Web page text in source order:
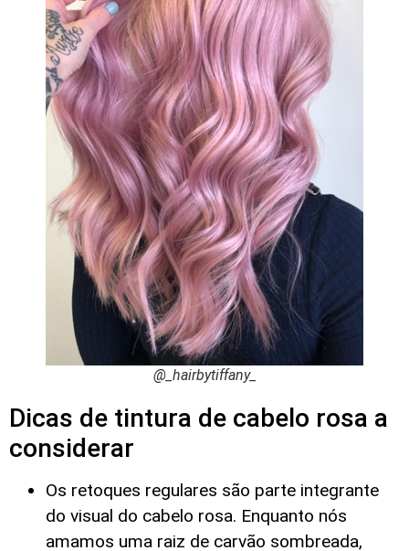
@_hairbytiffany_
Dicas de tintura de cabelo rosa a
considerar
Os retoques regulares são parte integrante
do visual do cabelo rosa. Enquanto nós
amamos uma raiz de carvão sombreada,